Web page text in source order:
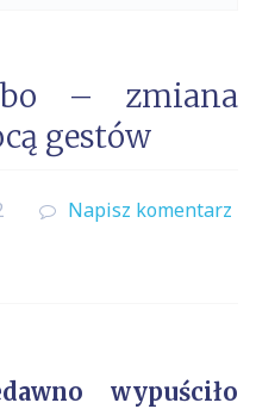
– zmiana
gestów
Napisz komentarz
wypuściło